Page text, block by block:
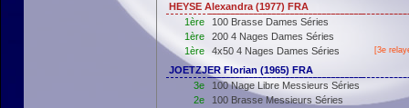
HEYSE Alexandra (1977) FRA
1ère
100 Brasse Dames Séries
1ère
200 4 Nages Dames Séries
1ère
4x50 4 Nages Dames Séries [3e
JOETZJER Florian (1965) FRA
3e
100 Nage Libre Messieurs Séries
2e
100 Brasse Messieurs Séries